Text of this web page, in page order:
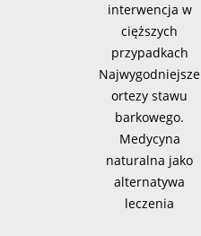
interwencja w
cięższych
przypadkach
Najwygodniejsze
ortezy stawu
barkowego.
Medycyna
naturalna jako
alternatywa
leczenia